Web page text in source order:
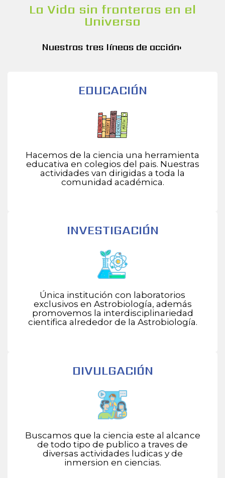
La Vida sin fronteras en el
Universo
Nuestras tres líneas de acción:
EDUCACIÓN
Hacemos de la ciencia una herramienta
educativa en colegios del pais. Nuestras
actividades van dirigidas a toda la
comunidad académica.
INVESTIGACIÓN
Única institución con laboratorios
exclusivos en Astrobiología, además
promovemos la interdisciplinariedad
cientifica alrededor de la Astrobiología.
DIVULGACIÓN
Buscamos que la ciencia este al alcance
de todo tipo de publico a traves de
diversas actividades ludicas y de
inmersion en ciencias.